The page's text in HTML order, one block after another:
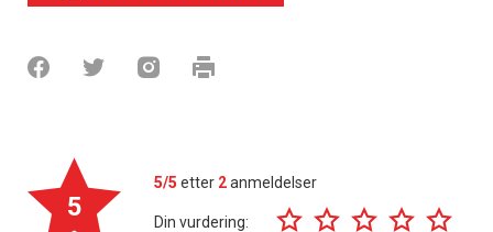
5
5/5 etter 2anmeldelser
Din vurdering: